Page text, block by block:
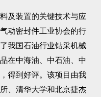
装置的关键技术与应
动密封件工业协会的行
我国石油行业钻采机械
在中海油、中石油、中
得到好评。该项目由我
、清华大学和北京捷杰